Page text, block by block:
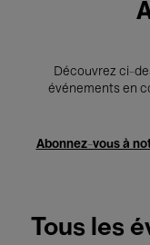
Découvrez ci-
événements en
Abonnez-vous à
Tous les